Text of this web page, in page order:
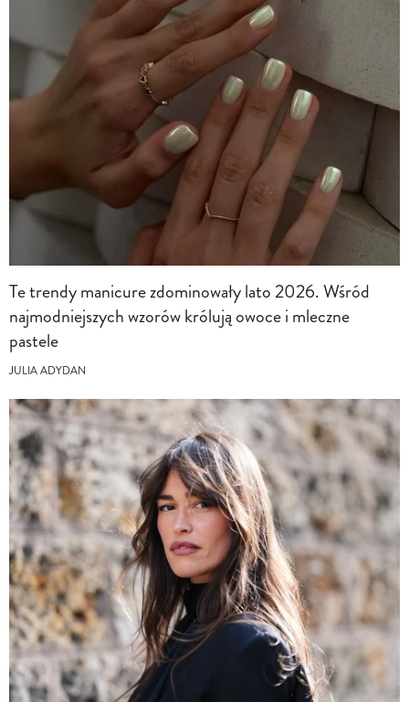
Te trendy manicure zdominowały lato 2026. Wśród
najmodniejszych wzorów królują owoce i mleczne
pastele
JULIA ADYDAN